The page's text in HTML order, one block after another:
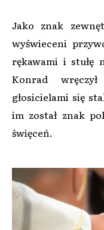
Jako znak
wyświeceni
rękawami i stułę
Konrad
głosicielami się
im został znak
święceń.